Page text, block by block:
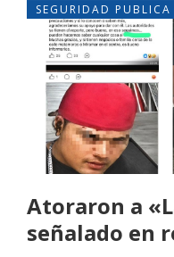
SEGURIDAD PUBLICA
Atoraron a
señalado en